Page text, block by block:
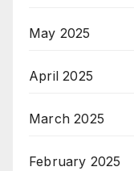
May 2025
April 2025
March 2025
February 2025